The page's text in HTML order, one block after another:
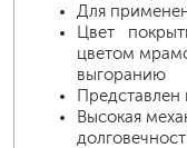
Для
Цвет
цветом
выгоранию
Представлен
Высокая